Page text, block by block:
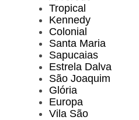
Tropical
Kennedy
Colonial
Santa Maria
Sapucaias
Estrela Dalva
São Joaquim
Glória
Europa
Vila São